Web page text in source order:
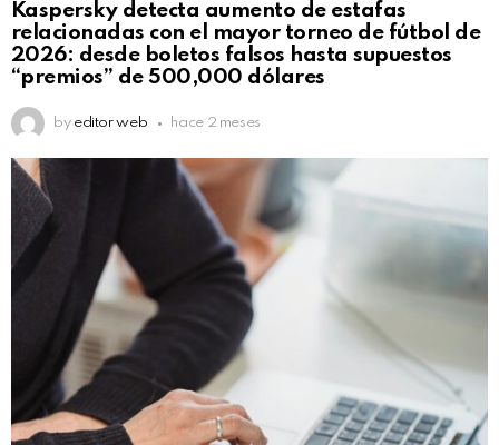
Kaspersky detecta aumento de estafas
relacionadas con el mayor torneo de fútbol de
2026: desde boletos falsos hasta supuestos
“premios” de 500,000 dólares
by editor web hace 2 meses